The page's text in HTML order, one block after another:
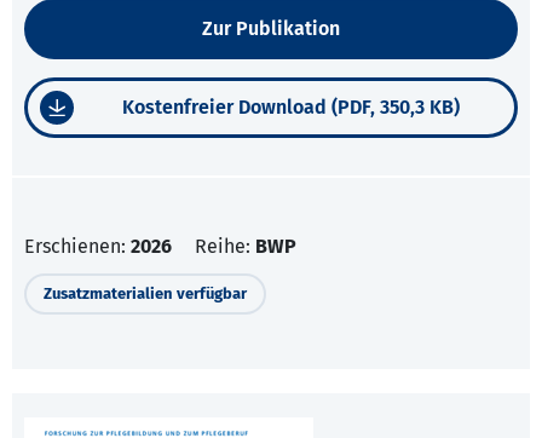
Zur Publikation
Kostenfreier Download (PDF, 350,3 KB)
Erschienen: 2026 Reihe: BWP
Zusatzmaterialien verfügbar